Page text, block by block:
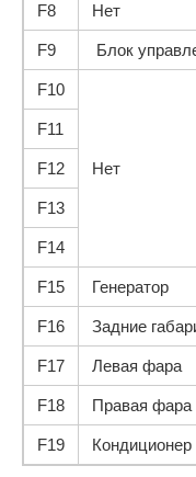
F8 Нет
F9 Блок
F10
Нет
F11
F12
F13
F14
F15 Генератор
F16 Задние
F17 Левая фара
F18 Правая фара
F19 Кондиционер